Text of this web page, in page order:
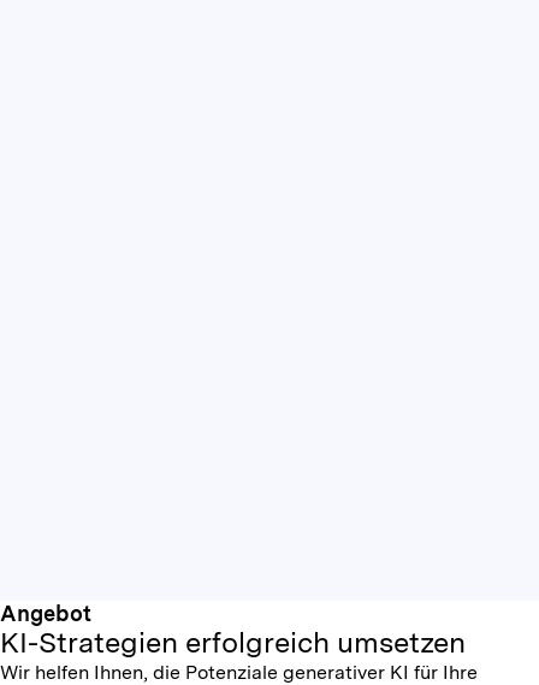
Angebot
KI-Strategien erfolgreich umsetzen
Wir helfen Ihnen, die Potenziale generativer KI für Ihre